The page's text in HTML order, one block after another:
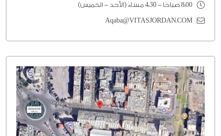
8:00 صباحًا - 4:30 مساءً (الأحد - الخميس)
Aqaba@VITASJORDAN.COM